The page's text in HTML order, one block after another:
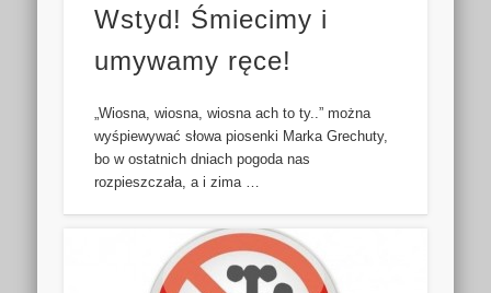
Wstyd! Śmiecimy i
umywamy ręce!
„Wiosna, wiosna, wiosna ach to ty..” można
wyśpiewywać słowa piosenki Marka Grechuty,
bo w ostatnich dniach pogoda nas
rozpieszczała, a i zima …